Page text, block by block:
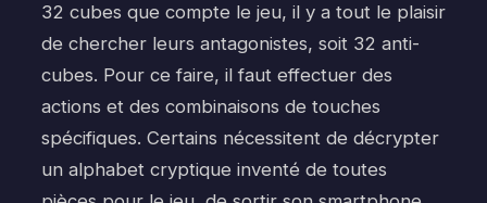
32 cubes que compte le jeu, il y a tout le plaisir
de chercher leurs antagonistes, soit 32 anti-
cubes. Pour ce faire, il faut effectuer des
actions et des combinaisons de touches
spécifiques. Certains nécessitent de décrypter
un alphabet cryptique inventé de toutes